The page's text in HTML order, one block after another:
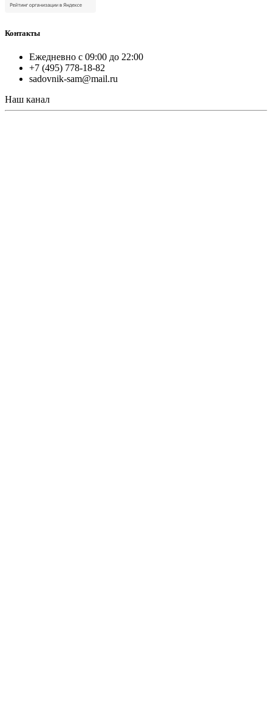
Контакты
Ежедневно с 09:00 до 22:00
+7 (495) 778-18-82
sadovnik-sam@mail.ru
Наш канал